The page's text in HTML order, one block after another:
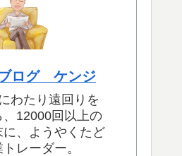
ログ ケンジ
わたり遠回りを
12000回以上の
、ようやくたど
レーダー。